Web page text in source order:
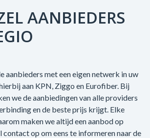
AANBIEDERS
aanbieders met een eigen netwerk in uw
aan KPN, Ziggo en Eurofiber. Bij
we de aanbiedingen van alle providers
en de beste prijs krijgt. Elke
maken we altijd een aanbod op
contact op om eens te informeren naar de